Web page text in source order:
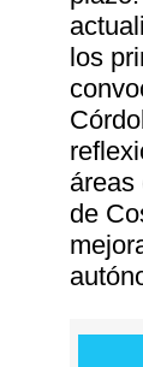
los
áreas
de